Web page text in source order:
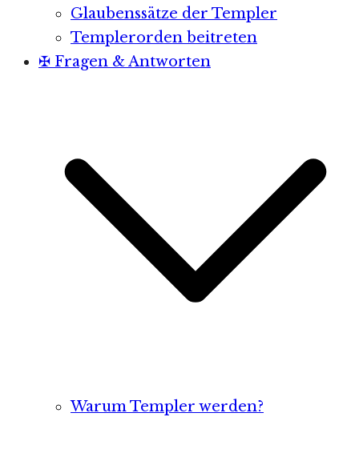
Glaubenssätze der Templer
Templerorden beitreten
✠ Fragen & Antworten
Warum Templer werden?